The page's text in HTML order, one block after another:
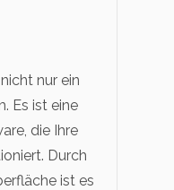
nur ein
Es ist eine
die Ihre
Durch
ist es